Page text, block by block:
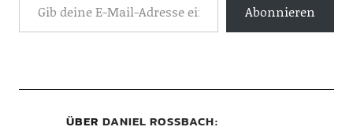
Abonnieren
ÜBER DANIEL ROSSBACH